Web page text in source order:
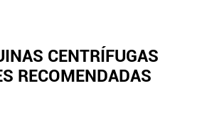
CENTRÍFUGAS
RECOMENDADAS